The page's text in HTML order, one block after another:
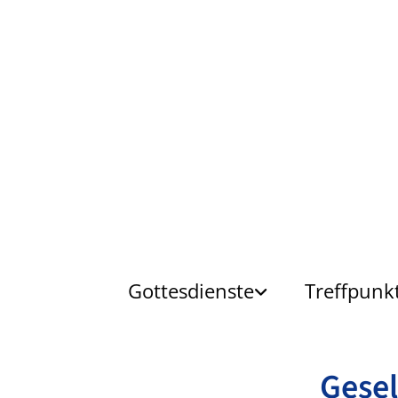
Gottesdienste